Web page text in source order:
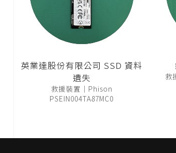
英業達股份有限公司 SSD 資料
遺失
救援裝置｜Phison
PSEIN004TA87MC0
救